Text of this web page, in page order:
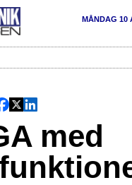
MÅNDAG 10
med